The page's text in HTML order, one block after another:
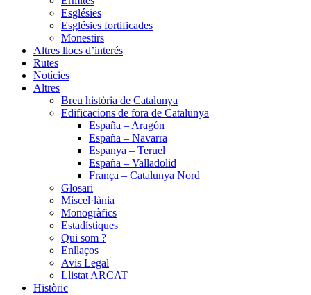
Esglésies
Esglésies fortificades
Monestirs
Altres llocs d’interés
Rutes
Notícies
Altres
Breu història de Catalunya
Edificacions de fora de Catalunya
España – Aragón
España – Navarra
Espanya – Teruel
España – Valladolid
França – Catalunya Nord
Glosari
Miscel·lània
Monogràfics
Estadístiques
Qui som ?
Enllaços
Avis Legal
Llistat ARCAT
Històric